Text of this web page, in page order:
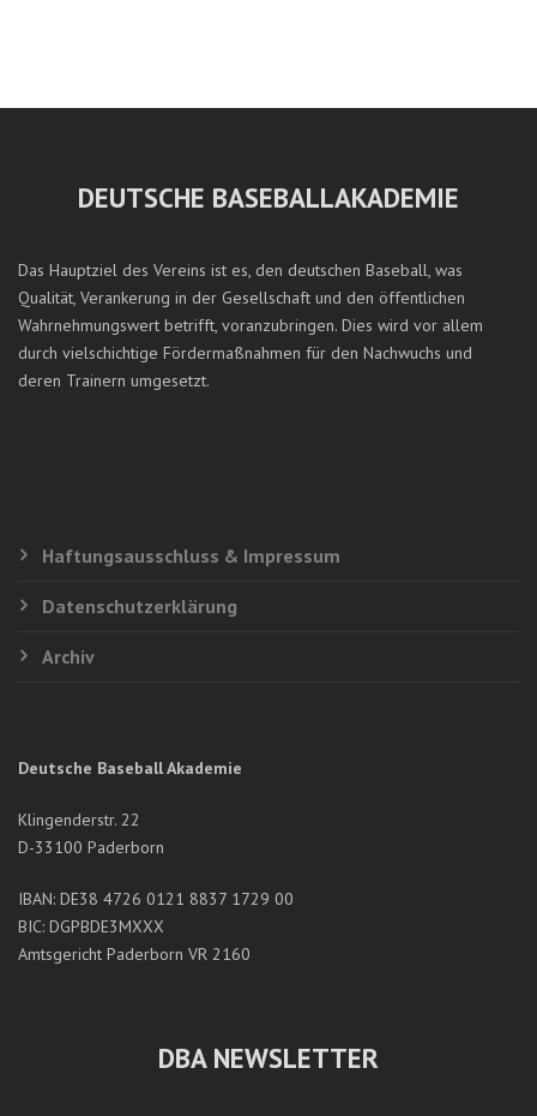
DEUTSCHE BASEBALLAKADEMIE
Das Hauptziel des Vereins ist es, den deutschen Baseball, was
Qualität, Verankerung in der Gesellschaft und den öffentlichen
Wahrnehmungswert betrifft, voranzubringen. Dies wird vor allem
durch vielschichtige Fördermaßnahmen für den Nachwuchs und
deren Trainern umgesetzt.
Haftungsausschluss & Impressum
Datenschutzerklärung
Archiv
Deutsche Baseball Akademie
Klingenderstr. 22
D-33100 Paderborn
IBAN: DE38 4726 0121 8837 1729 00
BIC: DGPBDE3MXXX
Amtsgericht Paderborn VR 2160
DBA NEWSLETTER